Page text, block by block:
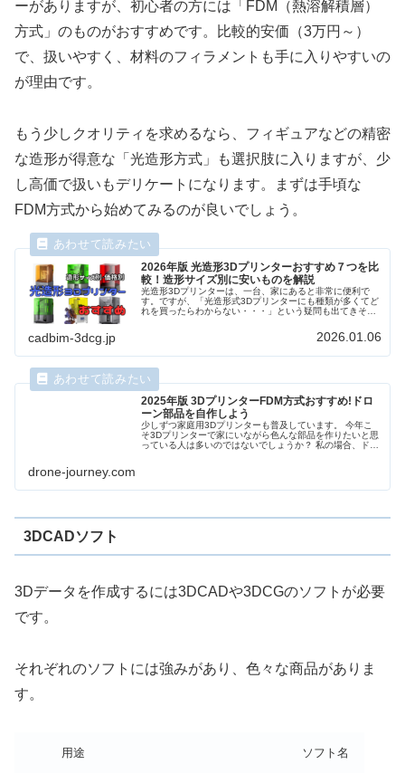
ーがありますが、初心者の方には「FDM（熱溶解積層）
方式」のものがおすすめです。比較的安価（3万円～）
で、扱いやすく、材料のフィラメントも手に入りやすいの
が理由です。
もう少しクオリティを求めるなら、フィギュアなどの精密
な造形が得意な「光造形方式」も選択肢に入りますが、少
し高価で扱いもデリケートになります。まずは手頃な
FDM方式から始めてみるのが良いでしょう。
2026年版 光造形3Dプリンターおすすめ７つを比
較！造形サイズ別に安いものを解説
光造形3Dプリンターは、一台、家にあると非常に便利で
す。ですが、「光造形式3Dプリンターにも種類が多くてど
れを買ったらわからない・・・」という疑問も出てきそう
ターを複数台稼働させている筆者が、おすすめ機種5選を
価格別に初心者にも分かりやすく解説します！
cadbim-3dcg.jp 2026.01.06
2025年版 3DプリンターFDM方式おすすめ!ドロ
ーン部品を自作しよう
少しずつ家庭用3Dプリンターも普及しています。 今年こ
そ3Dプリンターで家にいながら色んな部品を作りたいと思
っている人は多いのではないでしょうか？ 私の場合、ドロ
drone-journey.com
3DCADソフト
3Dデータを作成するには3DCADや3DCGのソフトが必要
です。
それぞれのソフトには強みがあり、色々な商品がありま
す。
用途 ソフト名